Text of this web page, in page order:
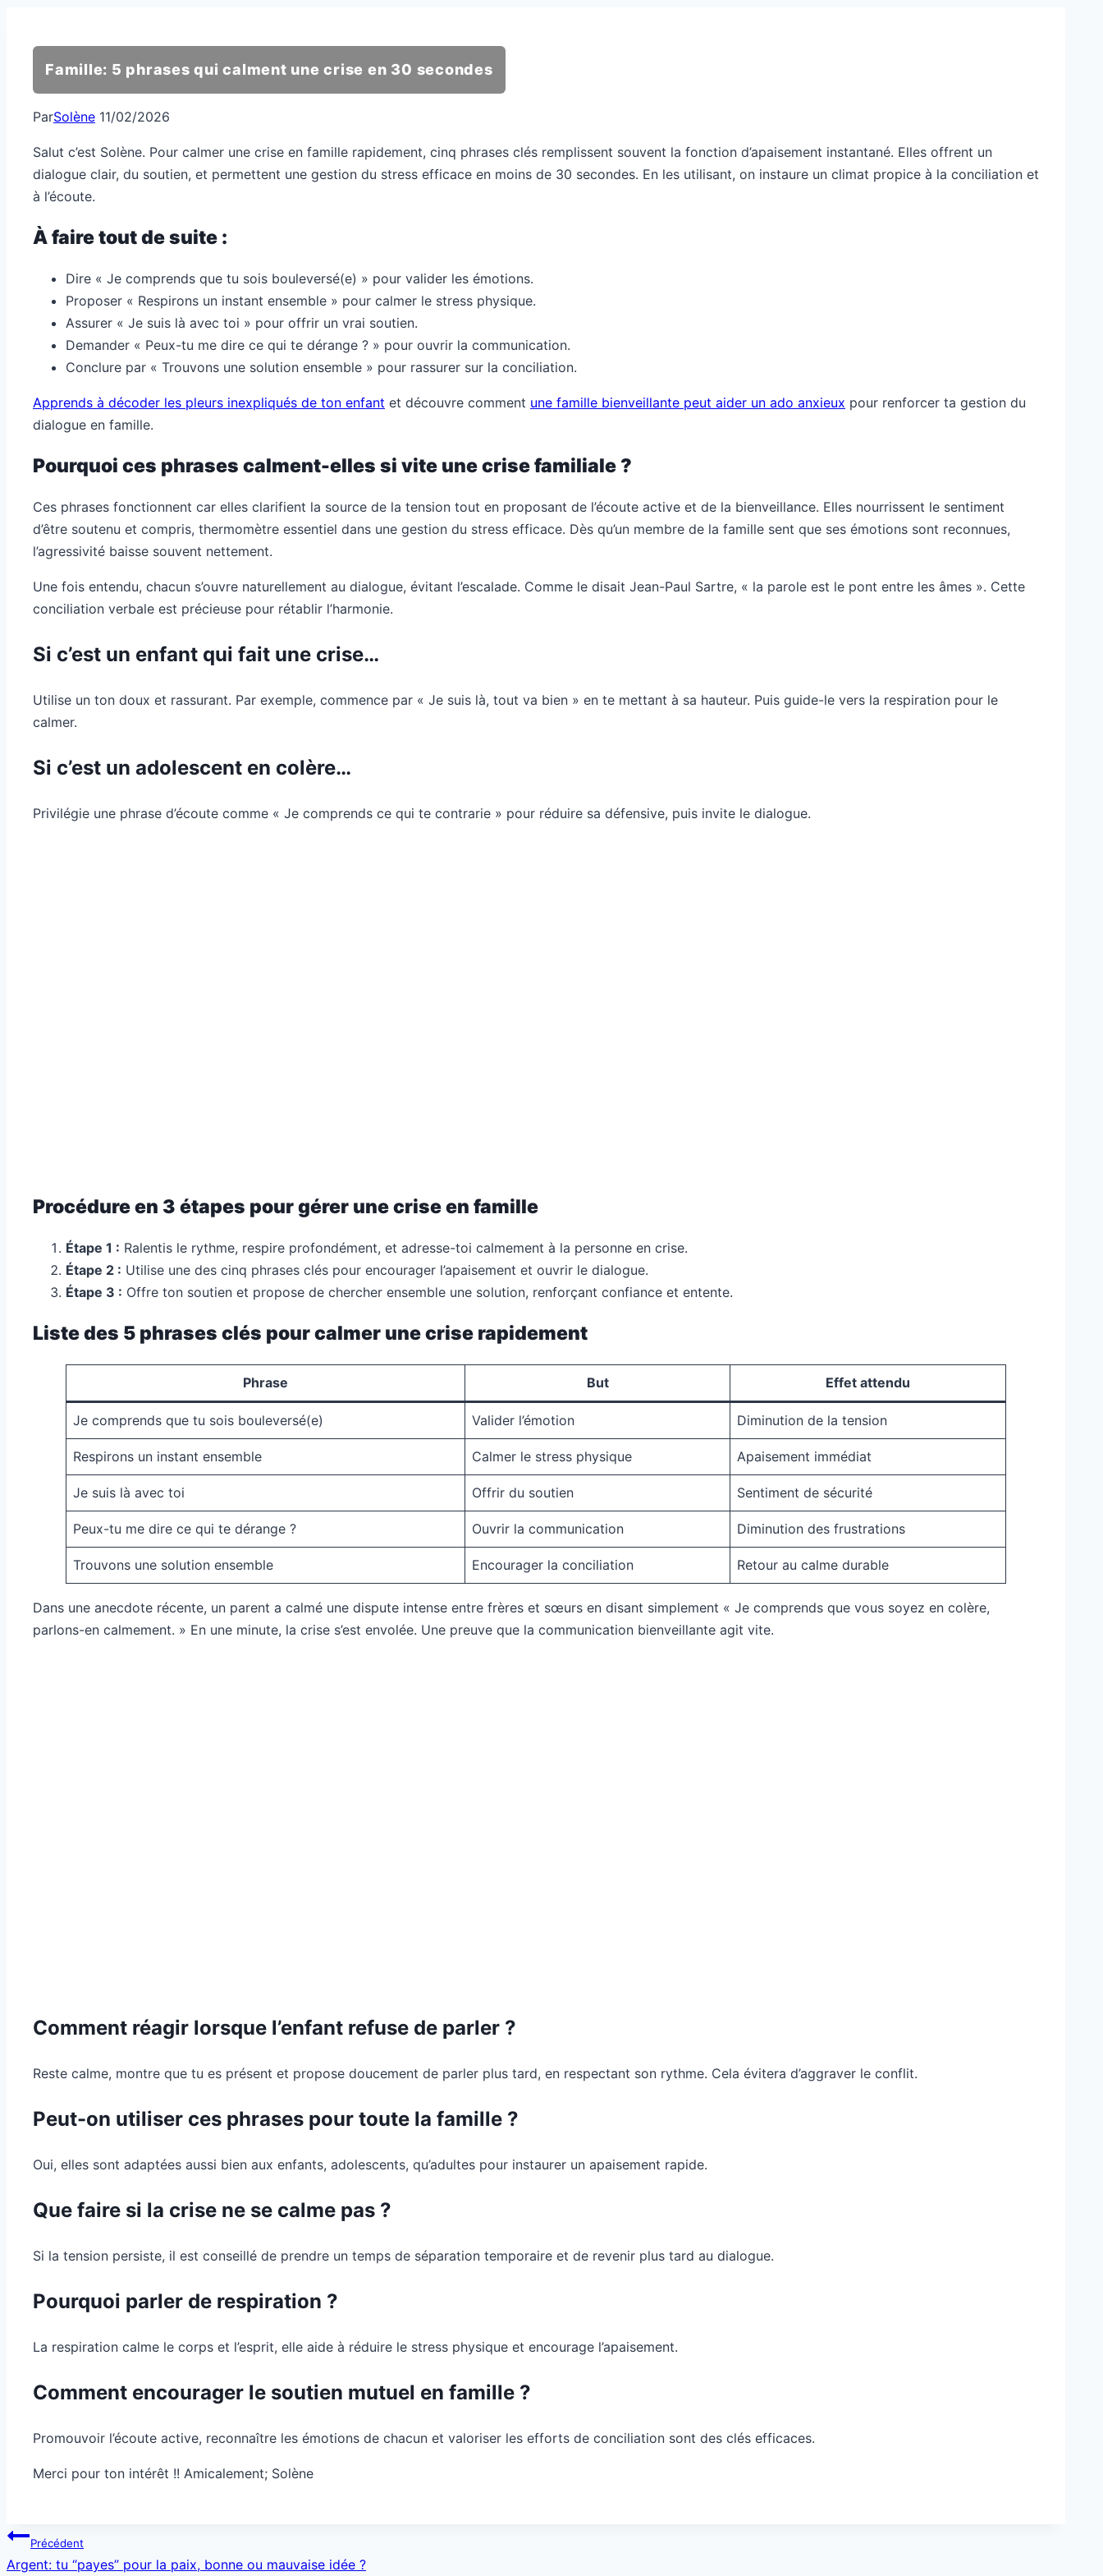
Famille: 5 phrases qui calment une crise en 30 secondes
ParSolène 11/02/2026
Salut c’est Solène. Pour calmer une crise en famille rapidement, cinq phrases clés remplissent souvent la fonction d’apaisement instantané. Elles offrent un
dialogue clair, du soutien, et permettent une gestion du stress efficace en moins de 30 secondes. En les utilisant, on instaure un climat propice à la conciliation et
à l’écoute.
À faire tout de suite :
Dire « Je comprends que tu sois bouleversé(e) » pour valider les émotions.
Proposer « Respirons un instant ensemble » pour calmer le stress physique.
Assurer « Je suis là avec toi » pour offrir un vrai soutien.
Demander « Peux-tu me dire ce qui te dérange ? » pour ouvrir la communication.
Conclure par « Trouvons une solution ensemble » pour rassurer sur la conciliation.
Apprends à décoder les pleurs inexpliqués de ton enfant et découvre comment une famille bienveillante peut aider un ado anxieux pour renforcer ta gestion du
dialogue en famille.
Pourquoi ces phrases calment-elles si vite une crise familiale ?
Ces phrases fonctionnent car elles clarifient la source de la tension tout en proposant de l’écoute active et de la bienveillance. Elles nourrissent le sentiment
d’être soutenu et compris, thermomètre essentiel dans une gestion du stress efficace. Dès qu’un membre de la famille sent que ses émotions sont reconnues,
l’agressivité baisse souvent nettement.
Une fois entendu, chacun s’ouvre naturellement au dialogue, évitant l’escalade. Comme le disait Jean-Paul Sartre, « la parole est le pont entre les âmes ». Cette
conciliation verbale est précieuse pour rétablir l’harmonie.
Si c’est un enfant qui fait une crise…
Utilise un ton doux et rassurant. Par exemple, commence par « Je suis là, tout va bien » en te mettant à sa hauteur. Puis guide-le vers la respiration pour le
calmer.
Si c’est un adolescent en colère…
Privilégie une phrase d’écoute comme « Je comprends ce qui te contrarie » pour réduire sa défensive, puis invite le dialogue.
Procédure en 3 étapes pour gérer une crise en famille
Étape 1 : Ralentis le rythme, respire profondément, et adresse-toi calmement à la personne en crise.
Étape 2 : Utilise une des cinq phrases clés pour encourager l’apaisement et ouvrir le dialogue.
Étape 3 : Offre ton soutien et propose de chercher ensemble une solution, renforçant confiance et entente.
Liste des 5 phrases clés pour calmer une crise rapidement
Phrase But Effet attendu
Je comprends que tu sois bouleversé(e) Valider l’émotion Diminution de la tension
Respirons un instant ensemble Calmer le stress physique Apaisement immédiat
Je suis là avec toi Offrir du soutien Sentiment de sécurité
Peux-tu me dire ce qui te dérange ? Ouvrir la communication Diminution des frustrations
Trouvons une solution ensemble Encourager la conciliation Retour au calme durable
Dans une anecdote récente, un parent a calmé une dispute intense entre frères et sœurs en disant simplement « Je comprends que vous soyez en colère,
parlons-en calmement. » En une minute, la crise s’est envolée. Une preuve que la communication bienveillante agit vite.
Comment réagir lorsque l’enfant refuse de parler ?
Reste calme, montre que tu es présent et propose doucement de parler plus tard, en respectant son rythme. Cela évitera d’aggraver le conflit.
Peut-on utiliser ces phrases pour toute la famille ?
Oui, elles sont adaptées aussi bien aux enfants, adolescents, qu’adultes pour instaurer un apaisement rapide.
Que faire si la crise ne se calme pas ?
Si la tension persiste, il est conseillé de prendre un temps de séparation temporaire et de revenir plus tard au dialogue.
Pourquoi parler de respiration ?
La respiration calme le corps et l’esprit, elle aide à réduire le stress physique et encourage l’apaisement.
Comment encourager le soutien mutuel en famille ?
Promouvoir l’écoute active, reconnaître les émotions de chacun et valoriser les efforts de conciliation sont des clés efficaces.
Merci pour ton intérêt !! Amicalement; Solène
Navigation
de
Précédent
Argent: tu “payes” pour la paix, bonne ou mauvaise idée ?